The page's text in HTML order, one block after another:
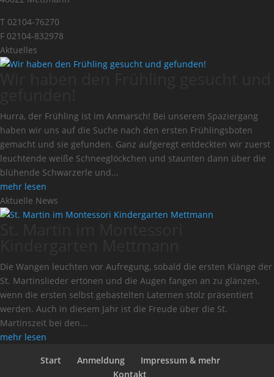
T 02104-76270
F 02104-832978
Aktuelles
Hurra, der Frühling ist im Anmarsch! Bei unserem Spaziergang
haben wir uns auf die Suche nach den ersten Frühlingsboten
gemacht und sie gefunden. Ganz aufgeregt entdeckten wir zuerst
leuchtende weiße Schneeglöckchen und staunten dann über die
blühende Schwarzerle und...
mehr lesen
Aktuelle News
Die Wangen leuchten vor Aufregung, sobald die ersten Klänge der
St. Martinslieder ertönen und die Augen fangen an zu glänzen,
wenn die ersten selbst gebastelten Laternen stolz präsentiert
werden. Auch in diesem Jahr ist die Freude über die St.
Martinszeit bei den...
mehr lesen
Start
Anmeldung
Impressum & mehr
Kontakt